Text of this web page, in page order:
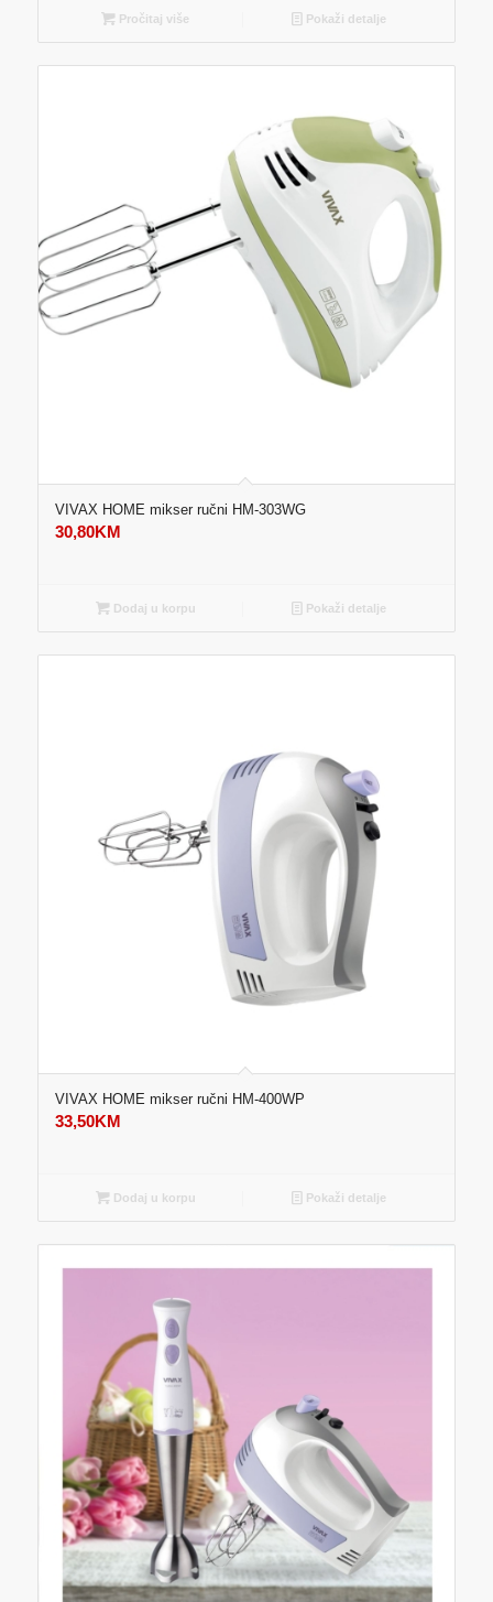
Pročitaj više Pokaži detalje
VIVAX HOME mikser ručni HM-303WG
30,80KM
Dodaj u korpu Pokaži detalje
VIVAX HOME mikser ručni HM-400WP
33,50KM
Dodaj u korpu Pokaži detalje